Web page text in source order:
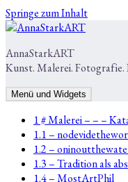
Springe zum Inhalt
AnnaStarkART
Kunst. Malerei. Fotografie.
Menü und Widgets
1 # Malerei – – –
1.1 –
1.2 –
1.3 – Tradition als
1.4 – MostArtPhil